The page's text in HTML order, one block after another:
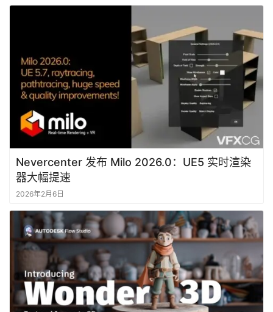
首
资
讯
作
品
资
学
习
Nevercenter 发布 Milo 2026.0：UE5 实时渲染
器大幅提速
2026年2月6日